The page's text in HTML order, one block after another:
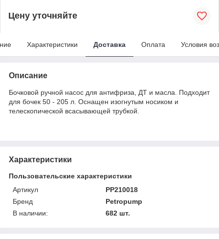
Цену уточняйте
Характеристики Доставка Оплата Условия
Описание
Бочковой ручной насос для антифриза, ДТ и масла. Подходит
для бочек 50 - 205 л. Оснащен изогнутым носиком и
телескопической всасывающей трубкой.
Характеристики
Пользовательские характеристики
Артикул
PP210018
Бренд
Petropump
В наличии:
682 шт.